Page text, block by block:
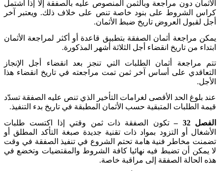
الأثمان دون مراجعة وبالثمن المنصوص عليه بالصفقة إلا إذا اشتمل
كراس الشروط على بنود خاصة تنص على خلاف ذلك. ويعتبر آخر
أجل لقبول العروض تاريخ ضبط الأثمان.
يمكن مراجعة أثمان الصفقة بتطبيق قاعدة أو أكثر لمراجعة الأثمان
ابتداء من تاريخ انقضاء أجل الثلاثة أشهر المذكورة.
تتم مراجعة أثمان الطلبات التي تنجز بعد انقضاء أجل الإنجاز
التعاقدي على أساس آخر ثمن تمت مراجعته في تاريخ انقضاء هذا
الأجل.
عند بلوغ الحد الأقصى لغرامات التأخير الذي تنص عليه الصفقة تسدّد
قيمة الطلبات المتبقية حسب الأثمان المطبقة في تاريخ بدء التنفيذ.
الفصل 32 –
تكون الصفقة ذات ثمن وقتي إذا اكتست طلبات
الأشغال أو التزود بمواد ذات تقنية جديدة صبغة التأكد المطلق أو
تضمنت مخاطر فنية هامة تحتم الشروع في تنفيذ الصفقة في وقت
لا يمكن أن تضبط فيه نهائيا كافة الشروط والمقتضيات وتخضع في
هذه الحالة الصفقة إلى مراقبة خاصة.